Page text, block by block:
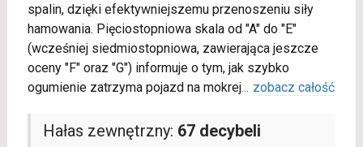
spalin, dzięki efektywniejszemu przenoszeniu siły
hamowania. Pięciostopniowa skala od "A" do "E"
(wcześniej siedmiostopniowa, zawierająca jeszcze
oceny "F" oraz "G") informuje o tym, jak szybko
ogumienie zatrzyma pojazd na mokrej... zobacz całość
Hałas zewnętrzny: 67 decybeli